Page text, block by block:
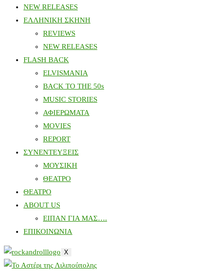
NEW RELEASES
ΕΛΛΗΝΙΚΗ ΣΚΗΝΗ
REVIEWS
NEW RELEASES
FLASH BACK
ELVISMANIA
BACK TO THE 50s
MUSIC STORIES
ΑΦΙΕΡΩΜΑΤΑ
MOVIES
REPORT
ΣΥΝΕΝΤΕΥΞΕΙΣ
ΜΟΥΣΙΚΗ
ΘΕΑΤΡΟ
ΘΕΑΤΡΟ
ABOUT US
ΕΙΠΑΝ ΓΙΑ ΜΑΣ….
ΕΠΙΚΟΙΝΩΝΙΑ
X